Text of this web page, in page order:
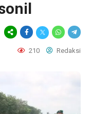
210 Redaksi